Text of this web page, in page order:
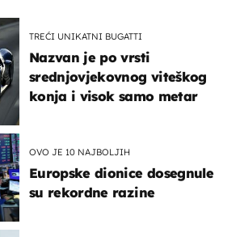
TREĆI UNIKATNI BUGATTI
Nazvan je po vrsti
srednjovjekovnog viteškog
konja i visok samo metar
OVO JE 10 NAJBOLJIH
Europske dionice dosegnule
su rekordne razine